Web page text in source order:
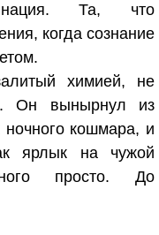
Та, что
когда сознание
химией, не
Он вынырнул из
ночного кошмара, и
ярлык на чужой
просто. До